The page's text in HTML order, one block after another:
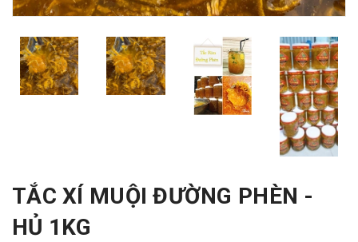
TẮC XÍ MUỘI ĐƯỜNG PHÈN -
HỦ 1KG